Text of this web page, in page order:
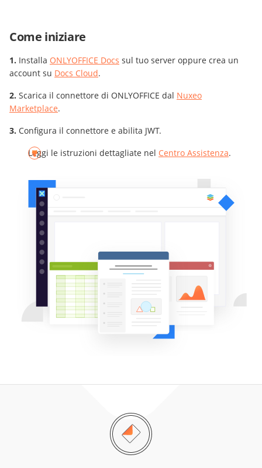
Come iniziare
Installa ONLYOFFICE Docs sul tuo server oppure crea un
account su Docs Cloud.
Scarica il connettore di ONLYOFFICE dal Nuxeo
Marketplace.
Configura il connettore e abilita JWT.
Leggi le istruzioni dettagliate nel Centro Assistenza.